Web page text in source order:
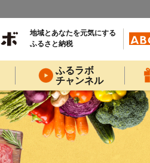
地域とあなたを元気にする
ふるさと納税
ふるラボ
チャンネル